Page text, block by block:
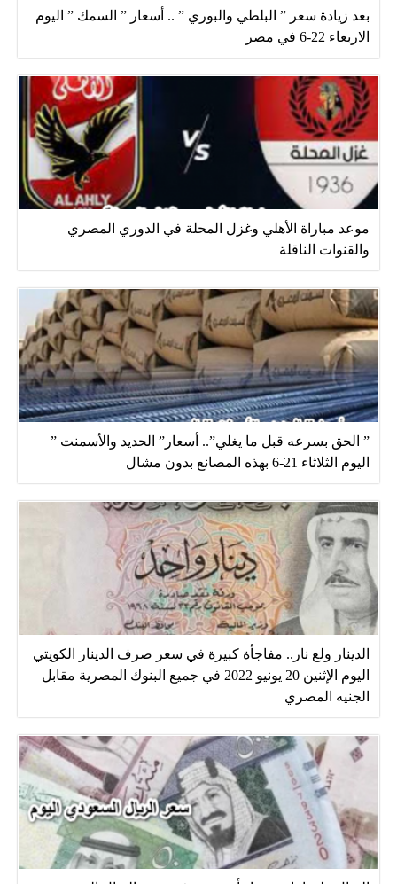
بعد زيادة سعر ” البلطي والبوري ” .. أسعار ” السمك ” اليوم
الاربعاء 22-6 في مصر
موعد مباراة الأهلي وغزل المحلة في الدوري المصري
والقنوات الناقلة
” الحق بسرعه قبل ما يغلي”.. أسعار” الحديد والأسمنت ”
اليوم الثلاثاء 21-6 بهذه المصانع بدون مشال
الدينار ولع نار.. مفاجأة كبيرة في سعر صرف الدينار الكويتي
اليوم الإثنين 20 يونيو 2022 في جميع البنوك المصرية مقابل
الجنيه المصري